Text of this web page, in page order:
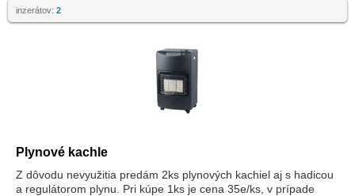
inzerátov: 2
Plynové kachle
Z dôvodu nevyužitia predám 2ks plynových kachiel aj s hadicou
a regulátorom plynu. Pri kúpe 1ks je cena 35e/ks, v prípade